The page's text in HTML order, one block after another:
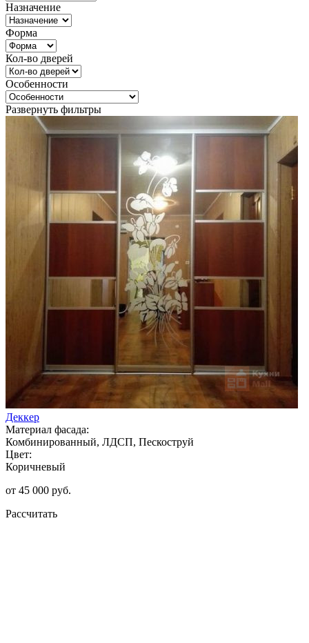
Назначение
Форма
Кол-во дверей
Особенности
Развернуть фильтры
Деккер
Материал фасада:
Комбинированный, ЛДСП, Пескоструй
Цвет:
Коричневый
от 45 000 руб.
Рассчитать